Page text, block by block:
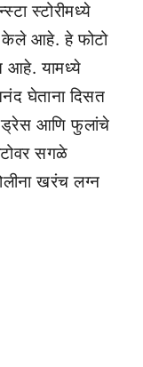
स्टोरीमध्ये
केले आहे. हे फोटो
आहे. यामध्ये
घेताना दिसत
ड्रेस आणि फुलांचे
सगळे
खरंच लग्न